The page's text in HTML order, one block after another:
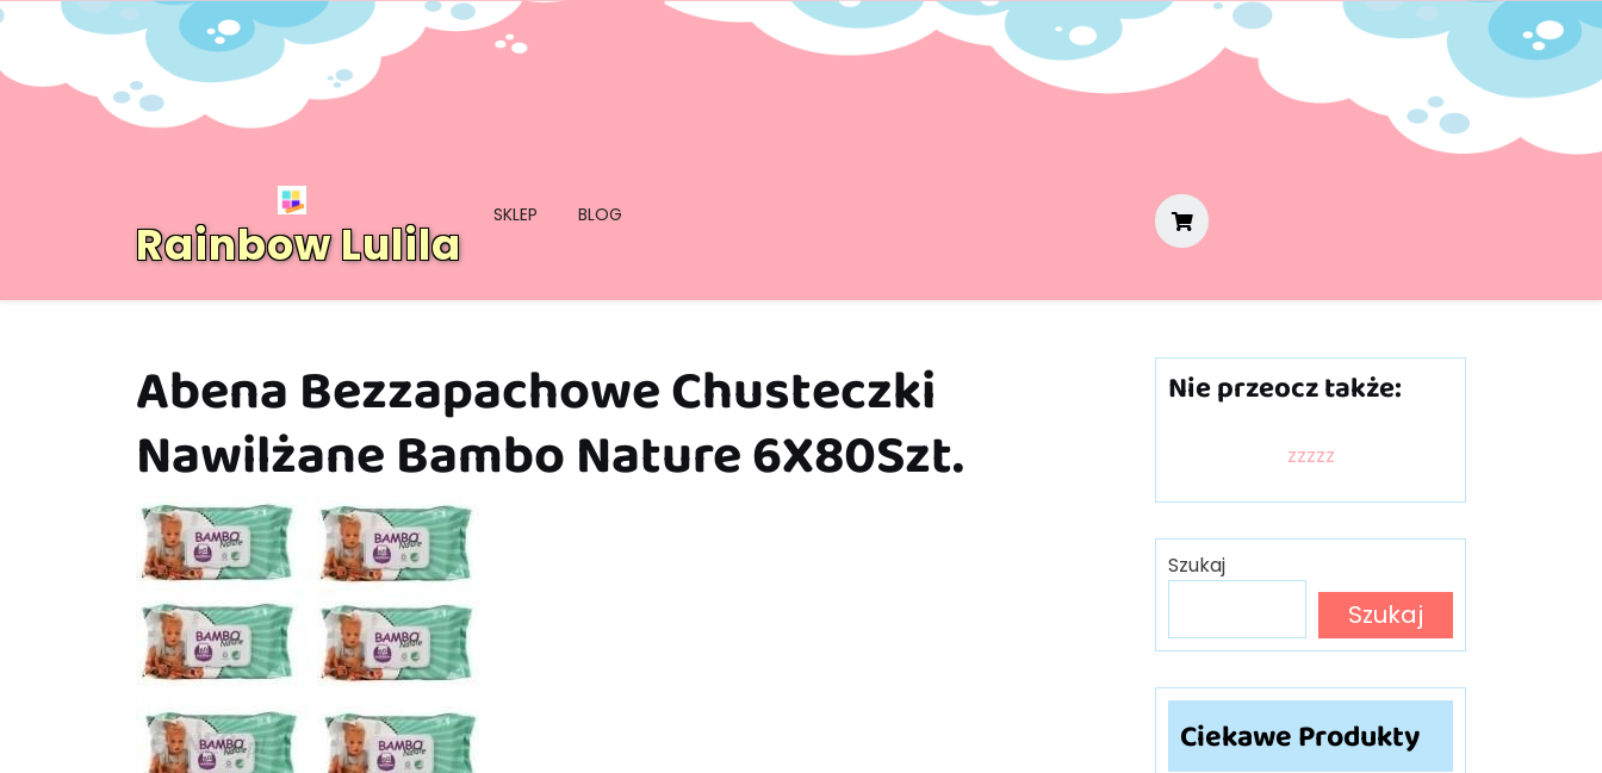
Skip
content
Rainbow Lulila
SKLEP BLOG
Abena Bezzapachowe Chusteczki
Nawilżane Bambo Nature 6X80Szt.
Nie przeocz także:
zzzzz
Szukaj
Szukaj
Ciekawe Produkty